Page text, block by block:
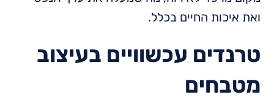
ואת איכות החיים בכלל.
טרנדים עכשוויים בעיצוב
מטבחים